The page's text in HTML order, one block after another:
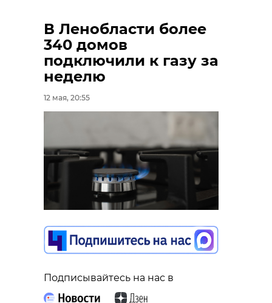
В Ленобласти более
340 домов
подключили к газу за
неделю
12 мая, 20:55
Подписывайтесь на нас в